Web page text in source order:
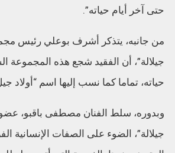
حتى آخر أيام حياته”.
من جانبه، يتذكر أشرف بوعلي رئيس
جيلالة”، أن الفقيد شجع هذه المجموعة
حياته، تماما كما نسب إليها اسم “أولاد
وبدوره، سلط الفنان مصطفى باقبو،
جيلالة”، الضوء على الصفات الإنسانية